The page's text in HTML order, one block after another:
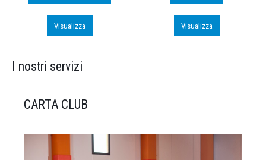
Visualizza Visualizza
I nostri servizi
CARTA CLUB